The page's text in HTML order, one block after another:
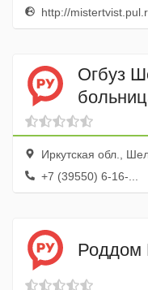
http://
Огбуз
Иркутская обл.,
+7 (39550) 6-16-...
Роддом